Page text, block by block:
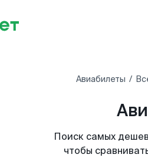
Авиабилеты
Поиск самых
чтобы